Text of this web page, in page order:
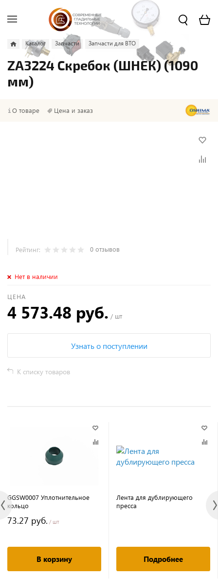
Каталог Запчасти Запчасти для ВТО
ZA3224 Скребок (ШНЕК) (1090
мм)
О товаре Цена и заказ
Рейтинг: 0 отзывов
Нет в наличии
ЦЕНА
4 573.48 руб. / шт
Узнать о поступлении
К списку товаров
GGSW0007 Уплотнительное
кольцо
73.27 руб. / шт
В корзину
Лента для дублирующего
пресса
Подробнее